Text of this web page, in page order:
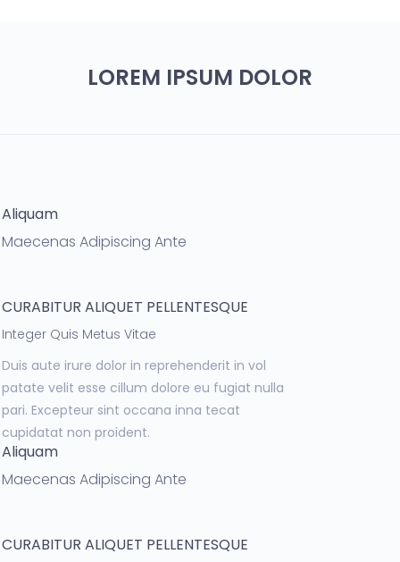
LOREM IPSUM DOLOR
Aliquam
Maecenas Adipiscing Ante
CURABITUR ALIQUET PELLENTESQUE
Integer Quis Metus Vitae
Duis aute irure dolor in reprehenderit in vol
patate velit esse cillum dolore eu fugiat nulla
pari. Excepteur sint occana inna tecat
cupidatat non proident.
Aliquam
Maecenas Adipiscing Ante
CURABITUR ALIQUET PELLENTESQUE